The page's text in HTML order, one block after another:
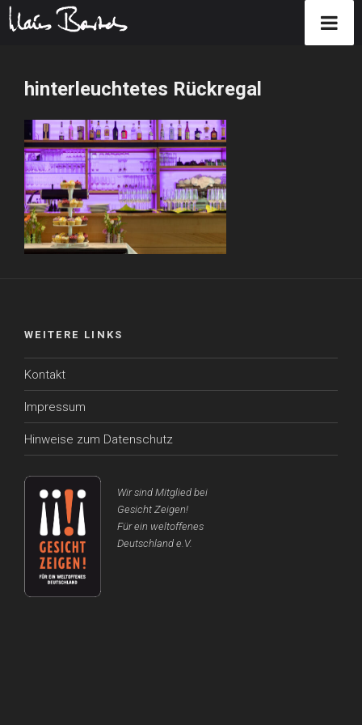
springenhinterleuchtetes Rückregal
WEITERE LINKS
Kontakt
Impressum
Hinweise zum Datenschutz
Wir sind Mitglied bei
Gesicht Zeigen!
Für ein weltoffenes
Deutschland e.V.